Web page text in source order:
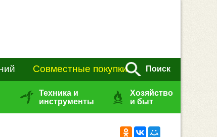
Совместные покупки Поиск
Техника и
инструменты
Хозяйство
и быт